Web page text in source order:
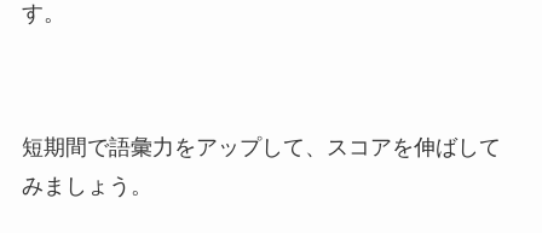
す。
短期間で語彙力をアップして、スコアを伸ばして
みましょう。